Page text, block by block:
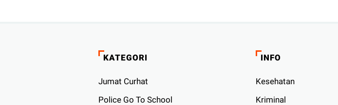
KATEGORI
Jumat Curhat
Police Go To School
INFO
Kesehatan
Kriminal